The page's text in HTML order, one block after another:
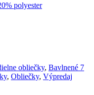
polyester
obliečky, Bavlnené 7
, Obliečky, Výpredaj